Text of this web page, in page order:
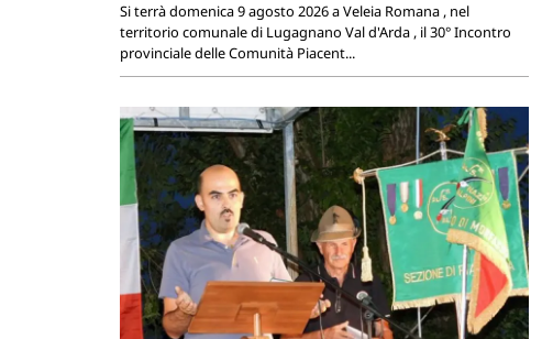
Si terrà domenica 9 agosto 2026 a Veleia Romana , nel
territorio comunale di Lugagnano Val d'Arda , il 30° Incontro
provinciale delle Comunità Piacent...